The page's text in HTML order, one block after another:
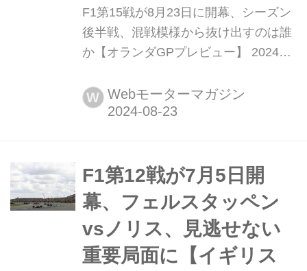
F1第15戦が8月23日に開幕、シーズン
後半戦、混戦模様から抜け出すのは誰
か【オランダGPプレビュー】 2024年
が首都アムステルダム近郊のザントフ
ォールト・サーキットで開幕する。1
W Webモーターマガジン
F1第12戦が7月5日開
幕、フェルスタッペン
vsノリス、見逃せない
重要局面に【イギリス